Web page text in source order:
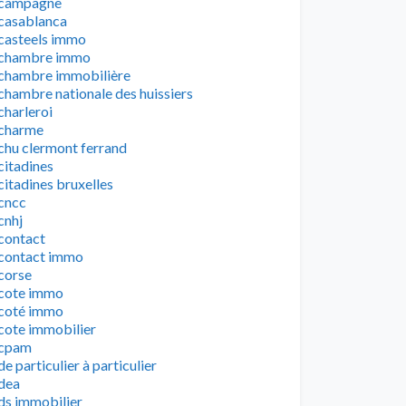
immo
immo
immobilière
nationale des huissiers
clermont ferrand
bruxelles
immo
immo
immo
immobilier
particulier à particulier
immobilier